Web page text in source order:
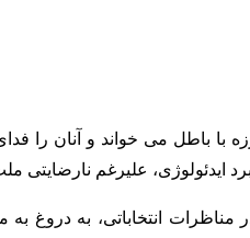
باطل می خواند و آنان را
ایدئولوژی، علیرغم نارضایتی
انتخاباتی، به دروغ به